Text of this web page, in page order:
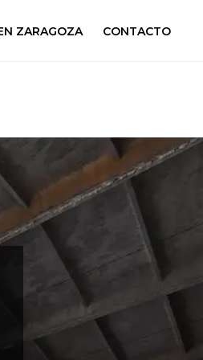
ZARAGOZA CONTACTO